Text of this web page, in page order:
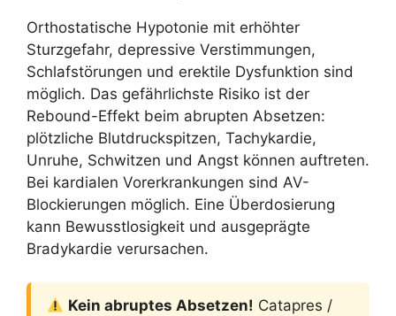
Orthostatische Hypotonie mit erhöhter
Sturzgefahr, depressive Verstimmungen,
Schlafstörungen und erektile Dysfunktion sind
möglich. Das gefährlichste Risiko ist der
Rebound-Effekt beim abrupten Absetzen:
plötzliche Blutdruckspitzen, Tachykardie,
Unruhe, Schwitzen und Angst können auftreten.
Bei kardialen Vorerkrankungen sind AV-
Blockierungen möglich. Eine Überdosierung
kann Bewusstlosigkeit und ausgeprägte
Bradykardie verursachen.
Kein abruptes Absetzen! Catapres /